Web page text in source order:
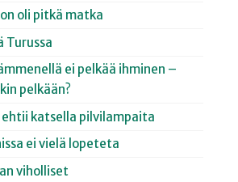
oli pitkä matka
Turussa
ei pelkää ihminen –
pelkään?
ehtii katsella pilvilampaita
ei vielä lopeteta
viholliset